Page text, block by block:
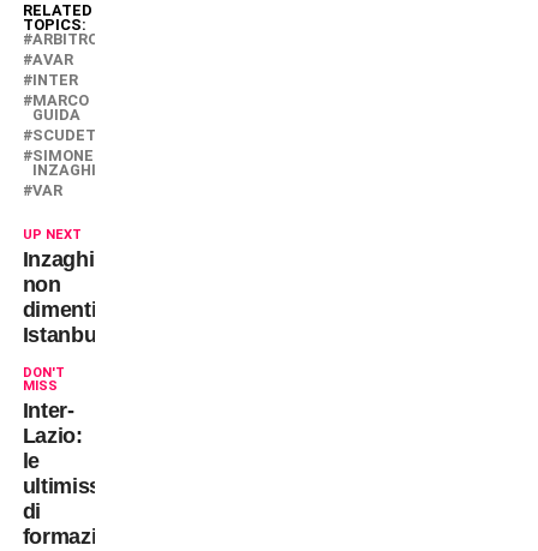
RELATED
TOPICS:
ARBITRO
AVAR
INTER
MARCO
GUIDA
SCUDETTO
SIMONE
INZAGHI
VAR
UP NEXT
Inzaghi
non
dimentica
Istanbul
DON'T
MISS
Inter-
Lazio:
le
ultimissime
di
formazione